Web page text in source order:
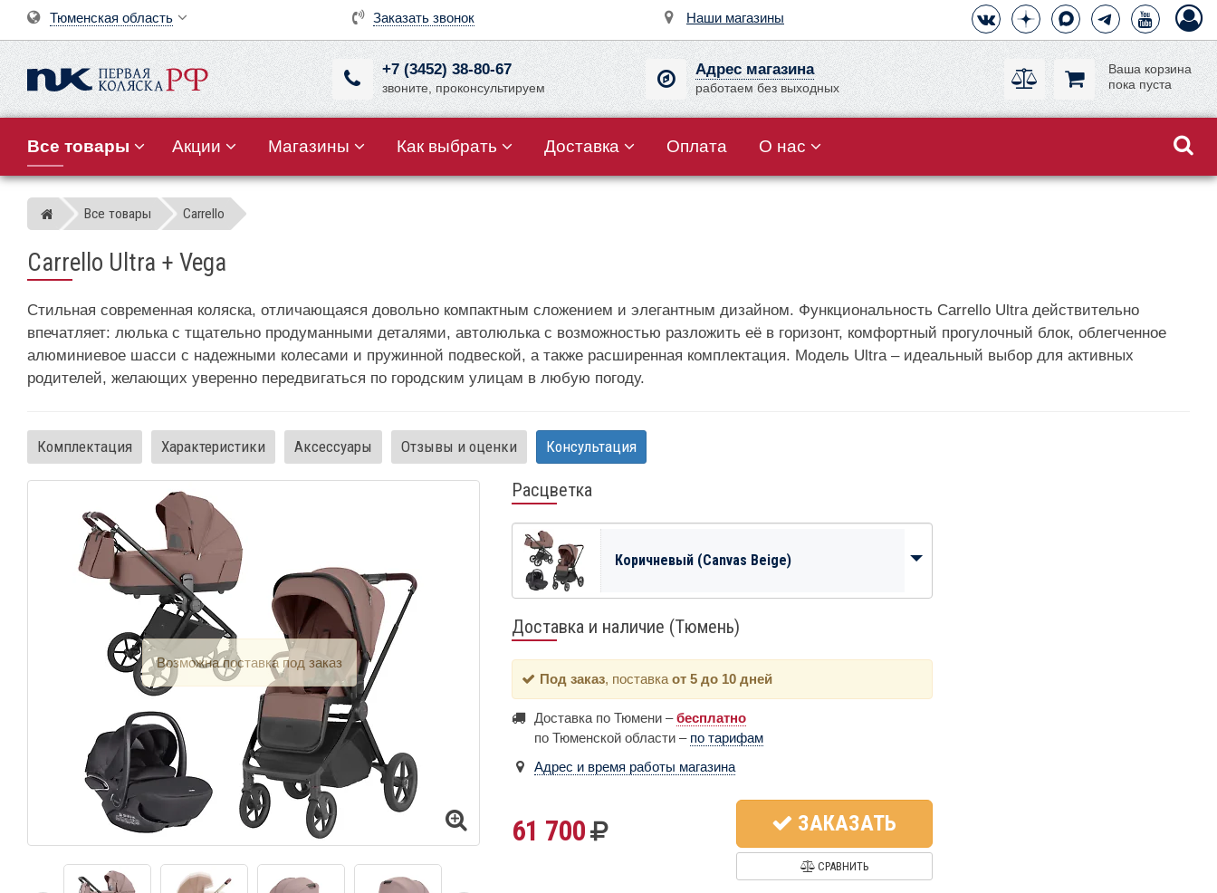
Заказать звонок Наши магазины
Тюменская область
+7 (3452) 38-80-67
звоните, проконсультируем
Адрес магазина
работаем без выходных
Ваша корзина
пока пуста
Все товары Акции Магазины Как выбрать Доставка Оплата О нас
Магазин детских колясок
Все товары Carrello
Carrello Ultra + Vega
Стильная современная коляска, отличающаяся довольно компактным сложением и элегантным дизайном. Функциональность Carrello Ultra действительно
впечатляет: люлька с тщательно продуманными деталями, автолюлька с возможностью разложить её в горизонт, комфортный прогулочный блок, облегченное
алюминиевое шасси с надежными колесами и пружинной подвеской, а также расширенная комплектация. Модель Ultra – идеальный выбор для активных
родителей, желающих уверенно передвигаться по городским улицам в любую погоду.
Комплектация Характеристики Аксессуары Отзывы и оценки Консультация
Расцветка
Коричневый (Canvas Beige)
Доставка и наличие (Тюмень)
Под заказ, поставка от 5 до 10 дней
Доставка по Тюмени –бесплатно
по Тюменской области – по тарифам
Адрес и время работы магазина
61 700 ЗАКАЗАТЬ
СРАВНИТЬ